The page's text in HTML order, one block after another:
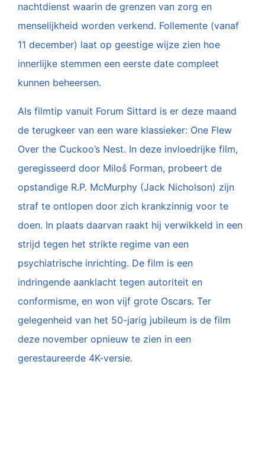
nachtdienst waarin de grenzen van zorg en
menselijkheid worden verkend. Follemente (vanaf
11 december) laat op geestige wijze zien hoe
innerlijke stemmen een eerste date compleet
kunnen beheersen.
Als filmtip vanuit Forum Sittard is er deze maand
de terugkeer van een ware klassieker: One Flew
Over the Cuckoo’s Nest. In deze invloedrijke film,
geregisseerd door Miloš Forman, probeert de
opstandige R.P. McMurphy (Jack Nicholson) zijn
straf te ontlopen door zich krankzinnig voor te
doen. In plaats daarvan raakt hij verwikkeld in een
strijd tegen het strikte regime van een
psychiatrische inrichting. De film is een
indringende aanklacht tegen autoriteit en
conformisme, en won vijf grote Oscars. Ter
gelegenheid van het 50-jarig jubileum is de film
deze november opnieuw te zien in een
gerestaureerde 4K-versie.